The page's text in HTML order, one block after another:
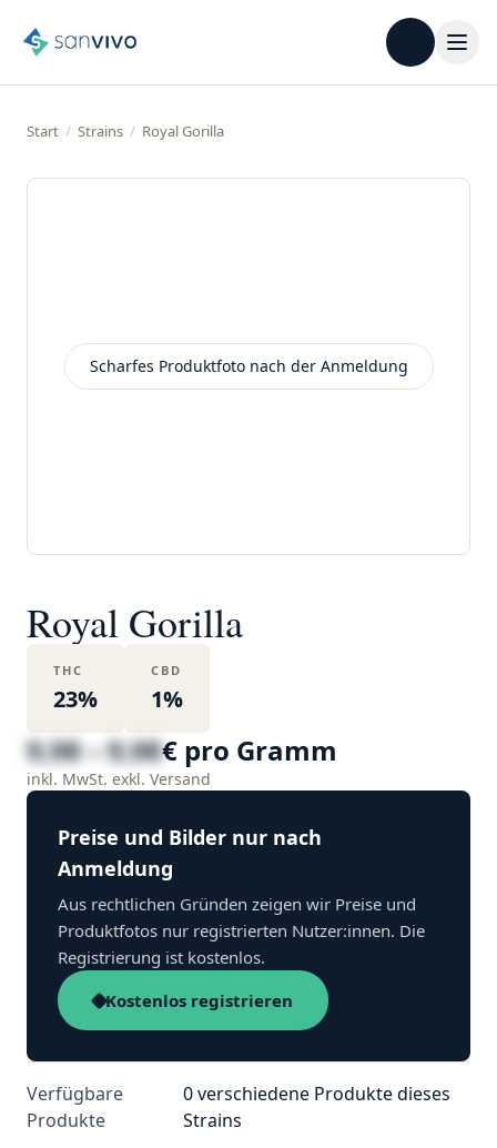
Start / Strains / Royal Gorilla
Scharfes Produktfoto nach der Anmeldung
Royal Gorilla
THC
23%
CBD
1%
9,98 – 9,98€ pro Gramm
inkl. MwSt. exkl. Versand
Preise und Bilder nur nach
Anmeldung
Aus rechtlichen Gründen zeigen wir Preise und
Produktfotos nur registrierten Nutzer:innen. Die
Registrierung ist kostenlos.
Kostenlos registrieren
Verfügbare
Produkte
0 verschiedene Produkte dieses
Strains